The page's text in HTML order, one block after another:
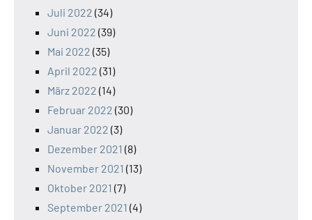
Juli 2022 (34)
Juni 2022 (39)
Mai 2022 (35)
April 2022 (31)
März 2022 (14)
Februar 2022 (30)
Januar 2022 (3)
Dezember 2021 (8)
November 2021 (13)
Oktober 2021 (7)
September 2021 (4)